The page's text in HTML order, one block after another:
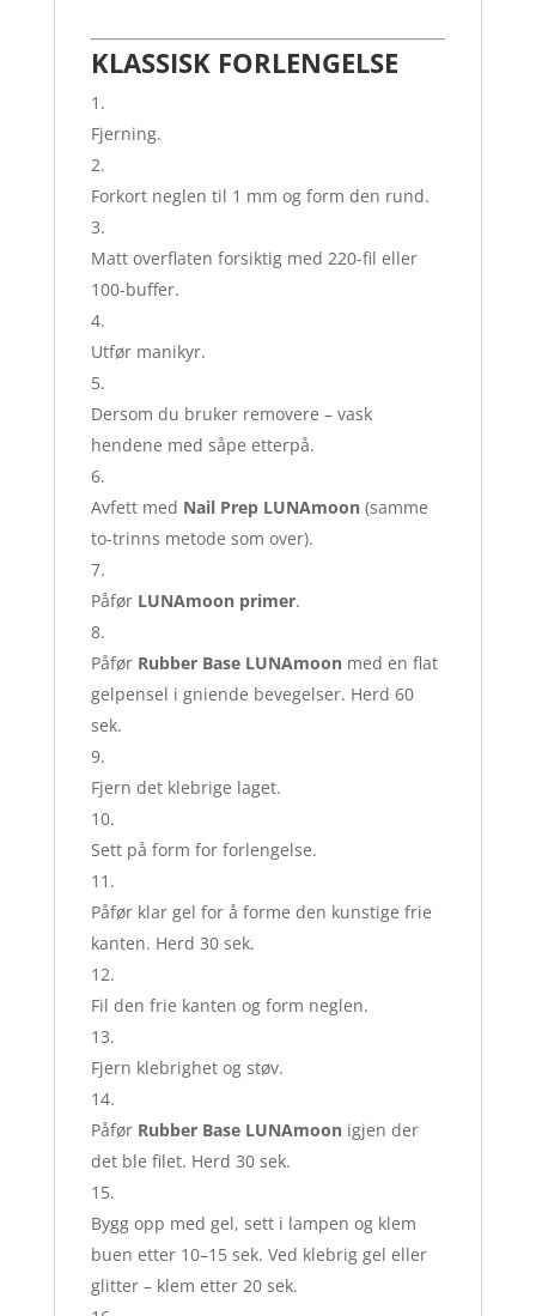
KLASSISK FORLENGELSE
Fjerning.
Forkort neglen til 1 mm og form den rund.
Matt overflaten forsiktig med 220-fil eller
100-buffer.
Utfør manikyr.
Dersom du bruker removere – vask
hendene med såpe etterpå.
Avfett med Nail Prep LUNAmoon(samme
to-trinns metode som over).
Påfør LUNAmoon primer.
Påfør Rubber Base LUNAmoonmed en flat
gelpensel i gniende bevegelser. Herd 60
sek.
Fjern det klebrige laget.
Sett på form for forlengelse.
Påfør klar gel for å forme den kunstige frie
kanten. Herd 30 sek.
Fil den frie kanten og form neglen.
Fjern klebrighet og støv.
Påfør Rubber Base LUNAmoonigjen der
det ble filet. Herd 30 sek.
Bygg opp med gel, sett i lampen og klem
buen etter 10–15 sek. Ved klebrig gel eller
glitter – klem etter 20 sek.